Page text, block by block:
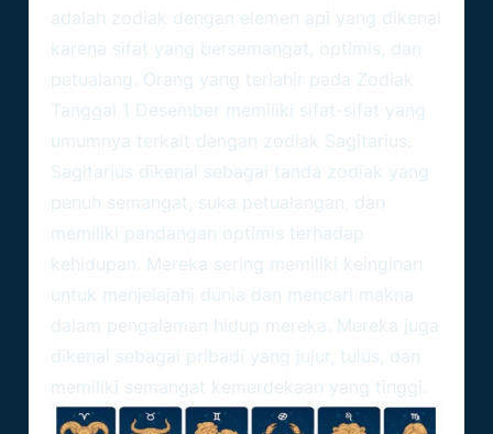
adalah zodiak dengan elemen api yang dikenal
karena sifat yang bersemangat, optimis, dan
petualang. Orang yang terlahir pada Zodiak
Tanggal 1 Desember
memiliki sifat-sifat yang
umumnya terkait dengan zodiak Sagitarius.
Sagitarius dikenal sebagai tanda zodiak yang
penuh semangat, suka petualangan, dan
memiliki pandangan optimis terhadap
kehidupan. Mereka sering memiliki keinginan
untuk menjelajahi dunia dan mencari makna
dalam pengalaman hidup mereka. Mereka juga
dikenal sebagai pribadi yang jujur, tulus, dan
memiliki semangat kemerdekaan yang tinggi.